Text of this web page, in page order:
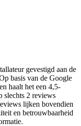
gevestigd aan de
basis van de Google
haalt het een 4,5-
slechts 2 reviews
lijken bovendien
en betrouwbaarheid